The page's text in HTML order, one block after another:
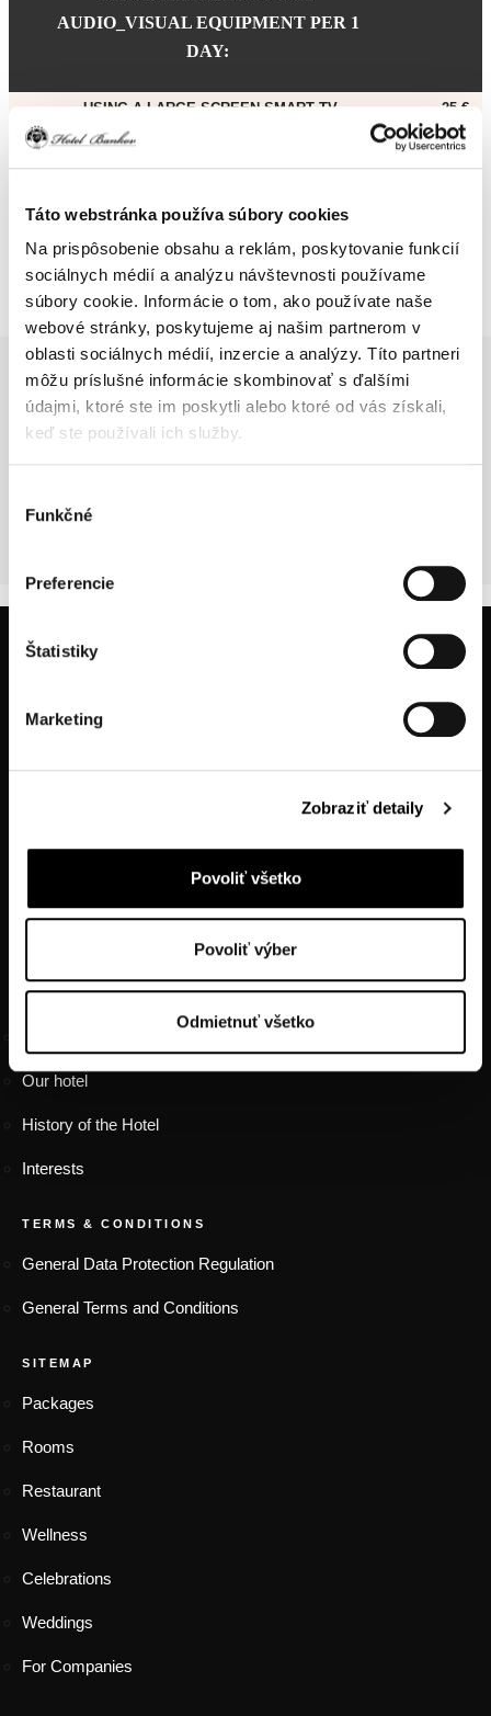
Táto webstránka používa súbory cookies
Na prispôsobenie obsahu a reklám, poskytovanie funkcií
sociálnych médií a analýzu návštevnosti používame
súbory cookie. Informácie o tom, ako používate naše
webové stránky, poskytujeme aj našim partnerom v
oblasti sociálnych médií, inzercie a analýzy. Títo partneri
môžu príslušné informácie skombinovať s ďalšími
údajmi, ktoré ste im poskytli alebo ktoré od vás získali,
keď ste používali ich služby.
súhlasu
Funkčné
Preferencie
Štatistiky
Marketing
Zobraziť detaily
Povoliť všetko
Povoliť výber
Odmietnuť všetko
AUDIO_VISUAL EQUIPMENT PER 1
DAY:
USING A LARGE-SCREEN SMART TV
25 €
FLIPCHART, PAPER, FIXI – COLORED PENS
10 €
from
WIRELESS MICROPHONE
Kočutová,
tel.: +421914334466
tel.: +421905470123
FOOTER MENU
HOTEL INFORMATION
Our hotel
History of the Hotel
Interests
TERMS & CONDITIONS
General Data Protection Regulation
General Terms and Conditions
SITEMAP
Packages
Rooms
Restaurant
Wellness
Celebrations
Weddings
For Companies